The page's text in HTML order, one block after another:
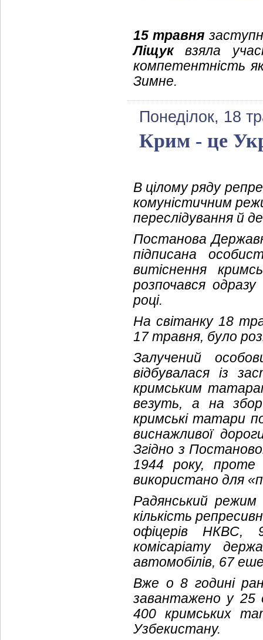
15 травня
Ліщуквзяла
компетентність
Зимне.
Понеділок, 18
Крим - це
В цілому ряду
комуністичним
переслідування й
Постанова
підписана
витіснення
розпочався
році.
На світанку 18
17 травня, було
Залучений
відбувалася із
кримським
везуть, а на
кримські татари
виснажливої
Згідно з
1944 року, проте
використано для
Радянський режим
кількість
офіцерів НКВС,
комісаріату
автомобілів, 67
Вже о 8 годині
завантажено у 25
400 кримських
Узбекистану.